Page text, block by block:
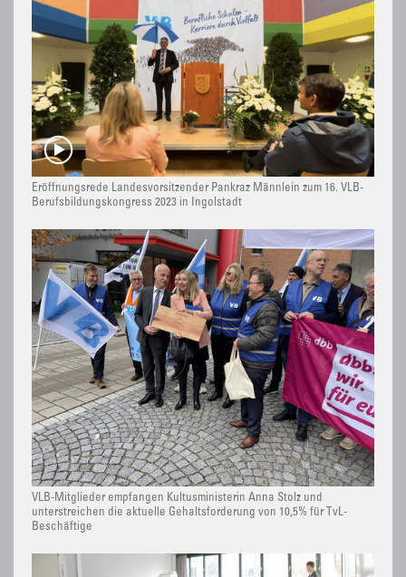
Eröffnungsrede Landesvorsitzender Pankraz Männlein zum 16. VLB-
Berufsbildungskongress 2023 in Ingolstadt
VLB-Mitglieder empfangen Kultusministerin Anna Stolz und
unterstreichen die aktuelle Gehaltsforderung von 10,5% für TvL-
Beschäftige